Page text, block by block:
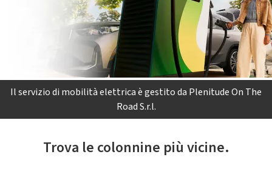
Il servizio di mobilità elettrica è gestito da Plenitude On The
Road S.r.l.
Trova le colonnine più vicine.